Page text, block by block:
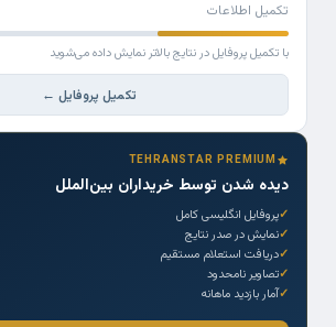
تکمیل اطلاعات
با تکمیل پروفایل در نتایج بالاتر نمایش داده می‌شوید
تکمیل پروفایل ←
TEHRANSTAR PREMIUM
دیده شدن توسط خریداران بین‌الملل
پروفایل انگلیسی کامل
نمایش در صدر نتایج
دریافت استعلام مستقیم
تصاویر نامحدود
آمار بازدید ماهانه